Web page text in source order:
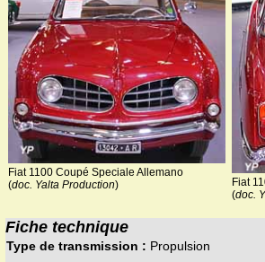
Fiat 1100 Coupé Speciale Allemano
(doc. Yalta Production)
Fiat
(doc.
Fiche technique
Type de transmission : Propulsion